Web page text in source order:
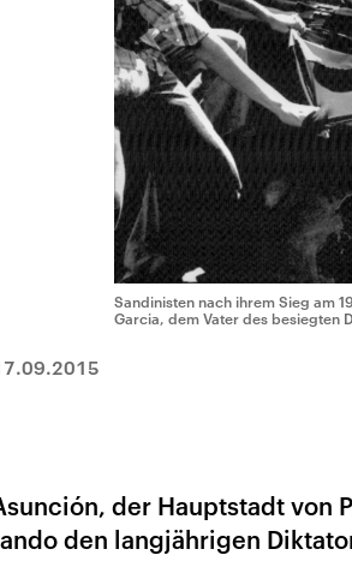
Sandinisten nach ihrem Sieg am
Garcia, dem Vater des besiegten
der Hauptstadt von
den langjährigen